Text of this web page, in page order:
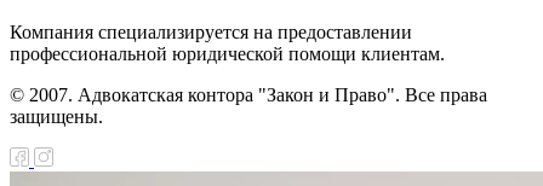
Компания специализируется на предоставлении
профессиональной юридической помощи клиентам.
© 2007. Адвокатская контора "Закон и Право". Все права
защищены.